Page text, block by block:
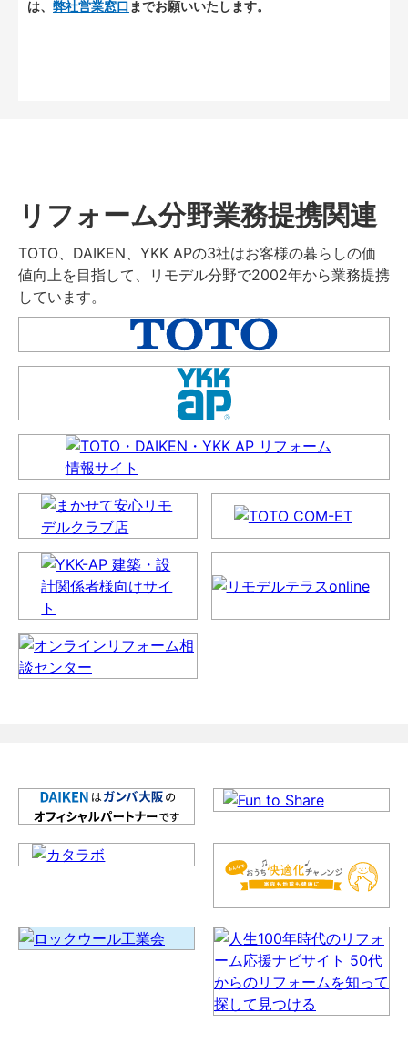
は、 弊社営業窓口 までお願いいたします。
リフォーム分野業務提携関連
TOTO、DAIKEN、YKK APの3社はお客様の暮らしの価
値向上を目指して、リモデル分野で2002年から業務提携
しています。